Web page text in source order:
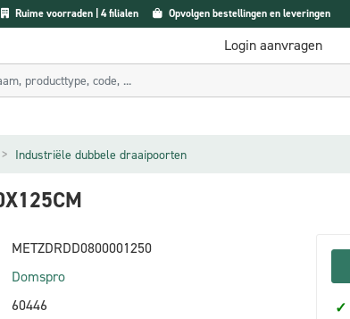
Ruime voorraden | 4 filialen Opvolgen bestellingen en leveringen
Login aanvragen
Industriële dubbele draaipoorten
METZDRDD0800001250
Domspro
60446
✓